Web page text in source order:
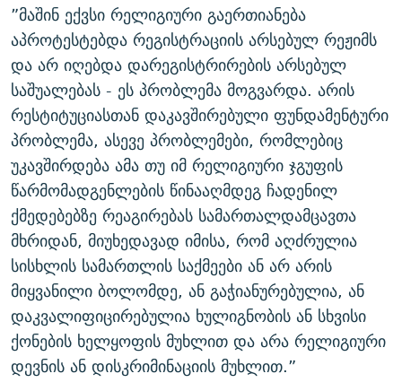
”მაშინ ექვსი რელიგიური გაერთიანება
აპროტესტებდა რეგისტრაციის არსებულ რეჟიმს
და არ იღებდა დარეგისტრირების არსებულ
საშუალებას - ეს პრობლემა მოგვარდა. არის
რესტიტუციასთან დაკავშირებული ფუნდამენტური
პრობლემა, ასევე პრობლემები, რომლებიც
უკავშირდება ამა თუ იმ რელიგიური ჯგუფის
წარმომადგენლების წინააღმდეგ ჩადენილ
ქმედებებზე რეაგირებას სამართალდამცავთა
მხრიდან, მიუხედავად იმისა, რომ აღძრულია
სისხლის სამართლის საქმეები ან არ არის
მიყვანილი ბოლომდე, ან გაჭიანურებულია, ან
დაკვალიფიცირებულია ხულიგნობის ან სხვისი
ქონების ხელყოფის მუხლით და არა რელიგიური
დევნის ან დისკრიმინაციის მუხლით.”